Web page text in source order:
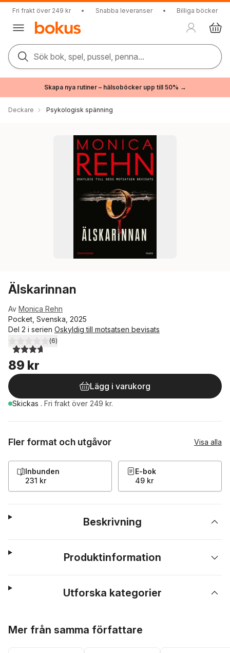
Fri frakt över 249 kr • Snabba leveranser • Billiga böcker
Sök bok, spel, pussel, penna...
Skapa nya rutiner – hälsoböcker upp till 50% →
Deckare Psykologisk spänning
Älskarinnan
Av Monica Rehn
Pocket, Svenska, 2025
Del 2 i serien Oskyldig till motsatsen bevisats
3,7utav 5 stjärnor. Totalt antal röster:
(6)
89 kr
Lägg i varukorg
Skickas . Fri frakt över 249 kr.
Fler format och utgåvor Visa alla
Inbunden
231 kr
E-bok
49 kr
Beskrivning
Produktinformation
Utforska kategorier
Mer från samma författare